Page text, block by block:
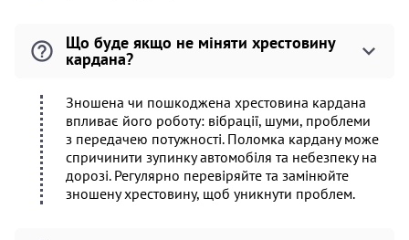
Що буде якщо не міняти хрестовину
кардана?
Зношена чи пошкоджена хрестовина кардана
впливає його роботу: вібрації, шуми, проблеми
з передачею потужності. Поломка кардану може
спричинити зупинку автомобіля та небезпеку на
дорозі. Регулярно перевіряйте та замінюйте
зношену хрестовину, щоб уникнути проблем.